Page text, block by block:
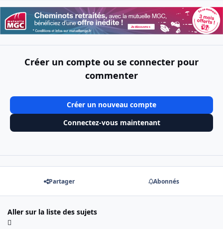
Créer un compte ou se connecter pour
commenter
Créer un nouveau compte
Connectez-vous maintenant
Partager Abonnés
Aller sur la liste des sujets